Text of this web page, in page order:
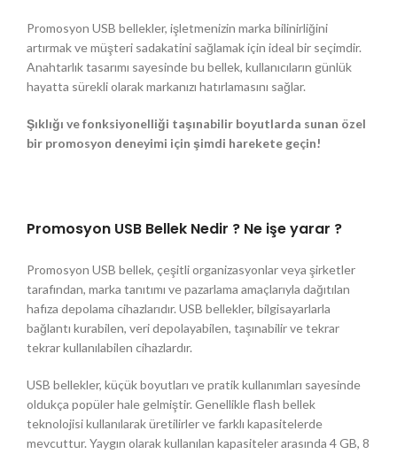
Promosyon USB bellekler, işletmenizin marka bilinirliğini
artırmak ve müşteri sadakatini sağlamak için ideal bir seçimdir.
Anahtarlık tasarımı sayesinde bu bellek, kullanıcıların günlük
hayatta sürekli olarak markanızı hatırlamasını sağlar.
Şıklığı ve fonksiyonelliği taşınabilir boyutlarda sunan özel
bir promosyon deneyimi için şimdi harekete geçin!
Promosyon USB Bellek Nedir ? Ne işe yarar ?
Promosyon USB bellek, çeşitli organizasyonlar veya şirketler
tarafından, marka tanıtımı ve pazarlama amaçlarıyla dağıtılan
hafıza depolama cihazlarıdır. USB bellekler, bilgisayarlarla
bağlantı kurabilen, veri depolayabilen, taşınabilir ve tekrar
tekrar kullanılabilen cihazlardır.
USB bellekler, küçük boyutları ve pratik kullanımları sayesinde
oldukça popüler hale gelmiştir. Genellikle flash bellek
teknolojisi kullanılarak üretilirler ve farklı kapasitelerde
mevcuttur. Yaygın olarak kullanılan kapasiteler arasında 4 GB, 8